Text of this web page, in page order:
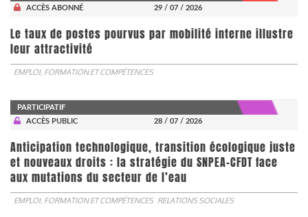
ACCÈS ABONNÉ
29 / 07 / 2026
Le taux de postes pourvus par mobilité interne illustre
leur attractivité
EMPLOI, FORMATION ET COMPÉTENCES
PARTICIPATIF
ACCÈS PUBLIC
28 / 07 / 2026
Anticipation technologique, transition écologique juste
et nouveaux droits : la stratégie du SNPEA-CFDT face
aux mutations du secteur de l’eau
EMPLOI, FORMATION ET COMPÉTENCES RELATIONS SOCIALES